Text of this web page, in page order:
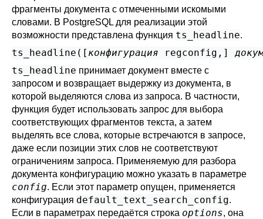
фрагменты документа с отмеченными искомыми
словами. В PostgreSQL для реализации этой
возможности представлена функция ts_headline.
ts_headline([ конфигурация regconfig , ]
ts_headline принимает документ вместе с
запросом и возвращает выдержку из документа, в
которой выделяются слова из запроса. В частности,
функция будет использовать запрос для выбора
соответствующих фрагментов текста, а затем
выделять все слова, которые встречаются в запросе,
даже если позиции этих слов не соответствуют
ограничениям запроса. Применяемую для разбора
документа конфигурацию можно указать в параметре
config. Если этот параметр опущен, применяется
конфигурация default_text_search_config.
Если в параметрах передаётся строка options, она